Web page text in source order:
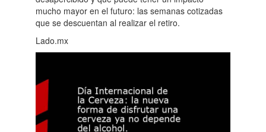
mucho mayor en el futuro: las semanas cotizadas
que se descuentan al realizar el retiro.
Lado.mx